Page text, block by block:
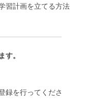
習計画を立てる方法
。
録を行ってくださ